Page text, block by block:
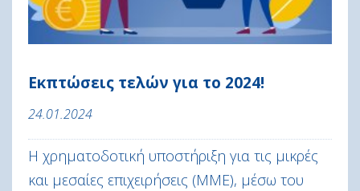
Εκπτώσεις τελών για το 2024!
24.01.2024
Η χρηματοδοτική υποστήριξη για τις μικρές
και μεσαίες επιχειρήσεις (ΜΜΕ), μέσω του